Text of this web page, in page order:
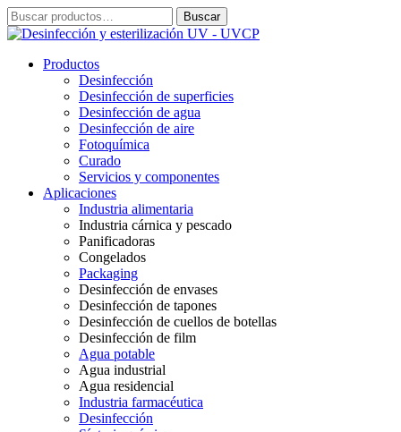
Ir
al
Buscar
por:
Buscar
Productos
Desinfección
Desinfección de superficies
Desinfección de agua
Desinfección de aire
Fotoquímica
Curado
Servicios y componentes
Aplicaciones
Industria alimentaria
Industria cárnica y pescado
Panificadoras
Congelados
Packaging
Desinfección de envases
Desinfección de tapones
Desinfección de cuellos de botellas
Desinfección de film
Agua potable
Agua industrial
Agua residencial
Industria farmacéutica
Desinfección